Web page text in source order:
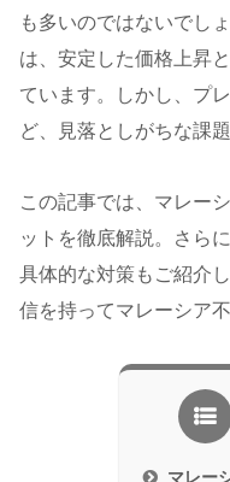
も多いのではないでし
は、安定した価格上昇
ています。しかし、プ
ど、見落としがちな課
この記事では、マレー
ットを徹底解説。さら
具体的な対策もご紹介
信を持ってマレーシア
マレー